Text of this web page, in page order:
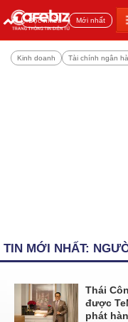
Đọc nhiều Mới nhất
Kinh doanh Tài chính ngân
TIN MỚI NHẤT:
Thái
được
phát